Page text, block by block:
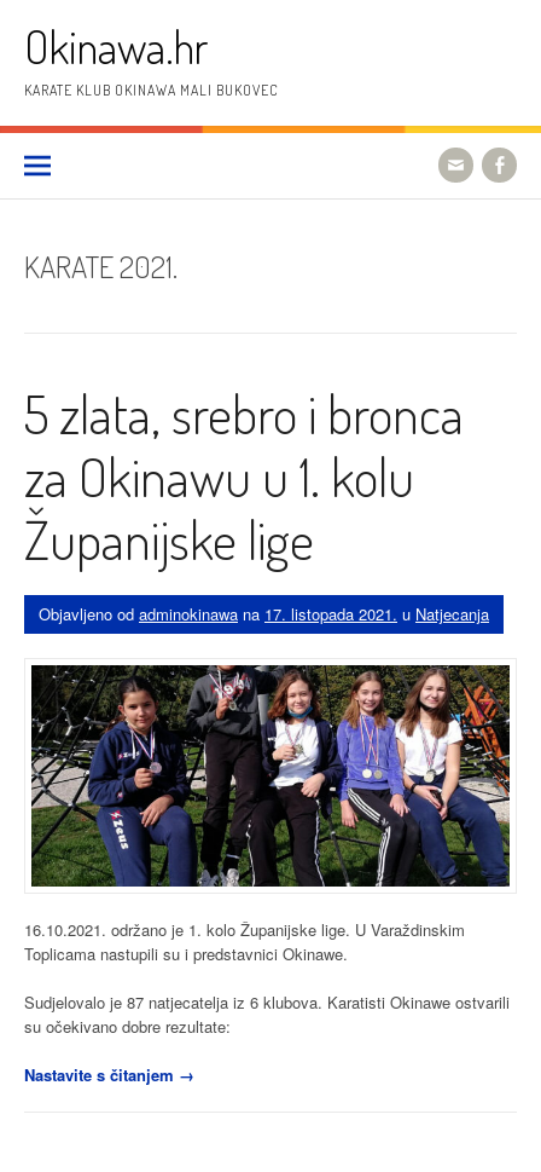
sadržajOkinawa.hr
KARATE KLUB OKINAWA MALI BUKOVEC
KARATE 2021.
5 zlata, srebro i bronca
za Okinawu u 1. kolu
Županijske lige
Objavljeno od adminokinawa na 17. listopada 2021. u Natjecanja
16.10.2021. održano je 1. kolo Županijske lige. U Varaždinskim
Toplicama nastupili su i predstavnici Okinawe.
Sudjelovalo je 87 natjecatelja iz 6 klubova. Karatisti Okinawe ostvarili
su očekivano dobre rezultate:
Nastavite s čitanjem “5
→